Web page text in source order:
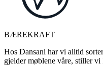
BÆREKRAFT
Hos Dansani har vi alltid
gjelder møblene våre, stiller